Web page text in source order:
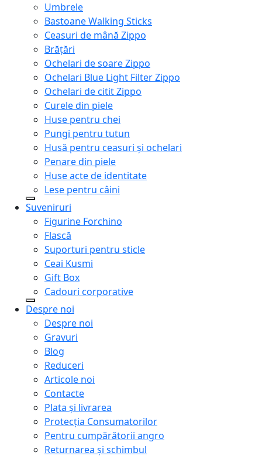
Umbrele
Bastoane Walking Sticks
Ceasuri de mână Zippo
Brățări
Ochelari de soare Zippo
Ochelari Blue Light Filter Zippo
Ochelari de citit Zippo
Curele din piele
Huse pentru chei
Pungi pentru tutun
Husă pentru ceasuri și ochelari
Penare din piele
Huse acte de identitate
Lese pentru câini
Suveniruri
Figurine Forchino
Flască
Suporturi pentru sticle
Ceai Kusmi
Gift Box
Cadouri corporative
Despre noi
Despre noi
Gravuri
Blog
Reduceri
Articole noi
Contacte
Plata și livrarea
Protecţia Consumatorilor
Pentru cumpărătorii angro
Returnarea și schimbul